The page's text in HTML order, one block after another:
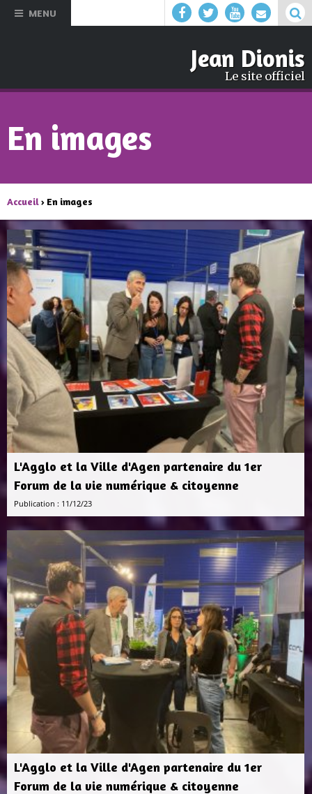
MENU
Jean Dionis
Le site officiel
En images
Accueil› En images
L'Agglo et la Ville d'Agen partenaire du 1er
Forum de la vie numérique & citoyenne
Publication : 11/12/23
L'Agglo et la Ville d'Agen partenaire du 1er
Forum de la vie numérique & citoyenne